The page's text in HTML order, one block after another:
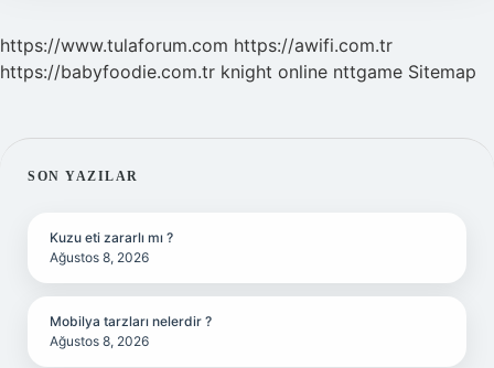
https://www.tulaforum.com https://awifi.com.tr
https://babyfoodie.com.tr knight online nttgame Sitemap
SIDEBAR
SON YAZILAR
Kuzu eti zararlı mı ?
Ağustos 8, 2026
Mobilya tarzları nelerdir ?
Ağustos 8, 2026